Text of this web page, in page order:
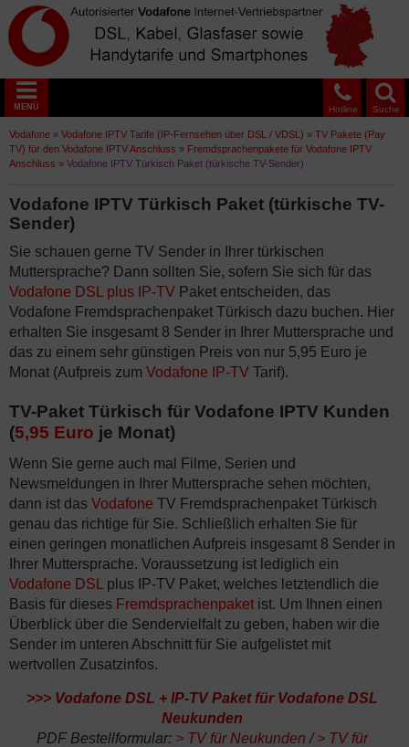
Suche
Hotline
MENÜ
Vodafone » Vodafone IPTV Tarife (IP-Fernsehen über DSL / VDSL) » TV Pakete (Pay
TV) für den Vodafone IPTV Anschluss » Fremdsprachenpakete für Vodafone IPTV
Anschluss » Vodafone IPTV Türkisch Paket (türkische TV-Sender)
Vodafone IPTV Türkisch Paket (türkische TV-
Sender)
Sie schauen gerne TV Sender in Ihrer türkischen
Muttersprache? Dann sollten Sie, sofern Sie sich für das
Vodafone DSL plus IP-TV Paket entscheiden, das
Vodafone Fremdsprachenpaket Türkisch dazu buchen. Hier
erhalten Sie insgesamt 8 Sender in Ihrer Muttersprache und
das zu einem sehr günstigen Preis von nur 5,95 Euro je
Monat (Aufpreis zum Vodafone IP-TV Tarif).
TV-Paket Türkisch für Vodafone IPTV Kunden
(5,95 Euro je Monat)
Wenn Sie gerne auch mal Filme, Serien und
Newsmeldungen in Ihrer Muttersprache sehen möchten,
dann ist das Vodafone TV Fremdsprachenpaket Türkisch
genau das richtige für Sie. Schließlich erhalten Sie für
einen geringen monatlichen Aufpreis insgesamt 8 Sender in
Ihrer Muttersprache. Voraussetzung ist lediglich ein
Vodafone DSL
plus IP-TV Paket, welches letztendlich die
Basis für dieses Fremdsprachenpaket ist. Um Ihnen einen
Überblick über die Sendervielfalt zu geben, haben wir die
Sender im unteren Abschnitt für Sie aufgelistet mit
wertvollen Zusatzinfos.
>>> Vodafone DSL + IP-TV Paket für Vodafone DSL
Neukunden
PDF Bestellformular: > TV für Neukunden /> TV für